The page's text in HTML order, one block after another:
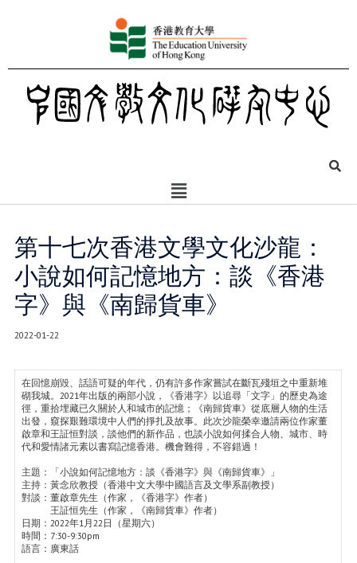
第十七次香港文學文化沙龍：
小說如何記憶地方：談《香港
字》與《南歸貨車》
2022-01-22
在回憶崩毀、話語可疑的年代，仍有許多作家嘗試在斷瓦殘垣之中重新堆
砌我城。2021年出版的兩部小說，《香港字》以追尋「文字」的歷史為途
徑，重拾埋藏已久關於人和城市的記憶；《南歸貨車》從底層人物的生活
出發，窺探艱難環境中人們的掙扎及故事。此次沙龍榮幸邀請兩位作家董
啟章和王証恒對談，談他們的新作品，也談小說如何揉合人物、城市、時
代和愛情諸元素以書寫記憶香港。機會難得，不容錯過！
主題：「小說如何記憶地方：談《香港字》與《南歸貨車》」
主持：黃念欣教授（香港中文大學中國語言及文學系副教授）
對談：董啟章先生（作家，《香港字》作者）
王証恒先生（作家，《南歸貨車》作者）
日期：2022年1月22日（星期六）
時間：7:30-9:30pm
語言：廣東話